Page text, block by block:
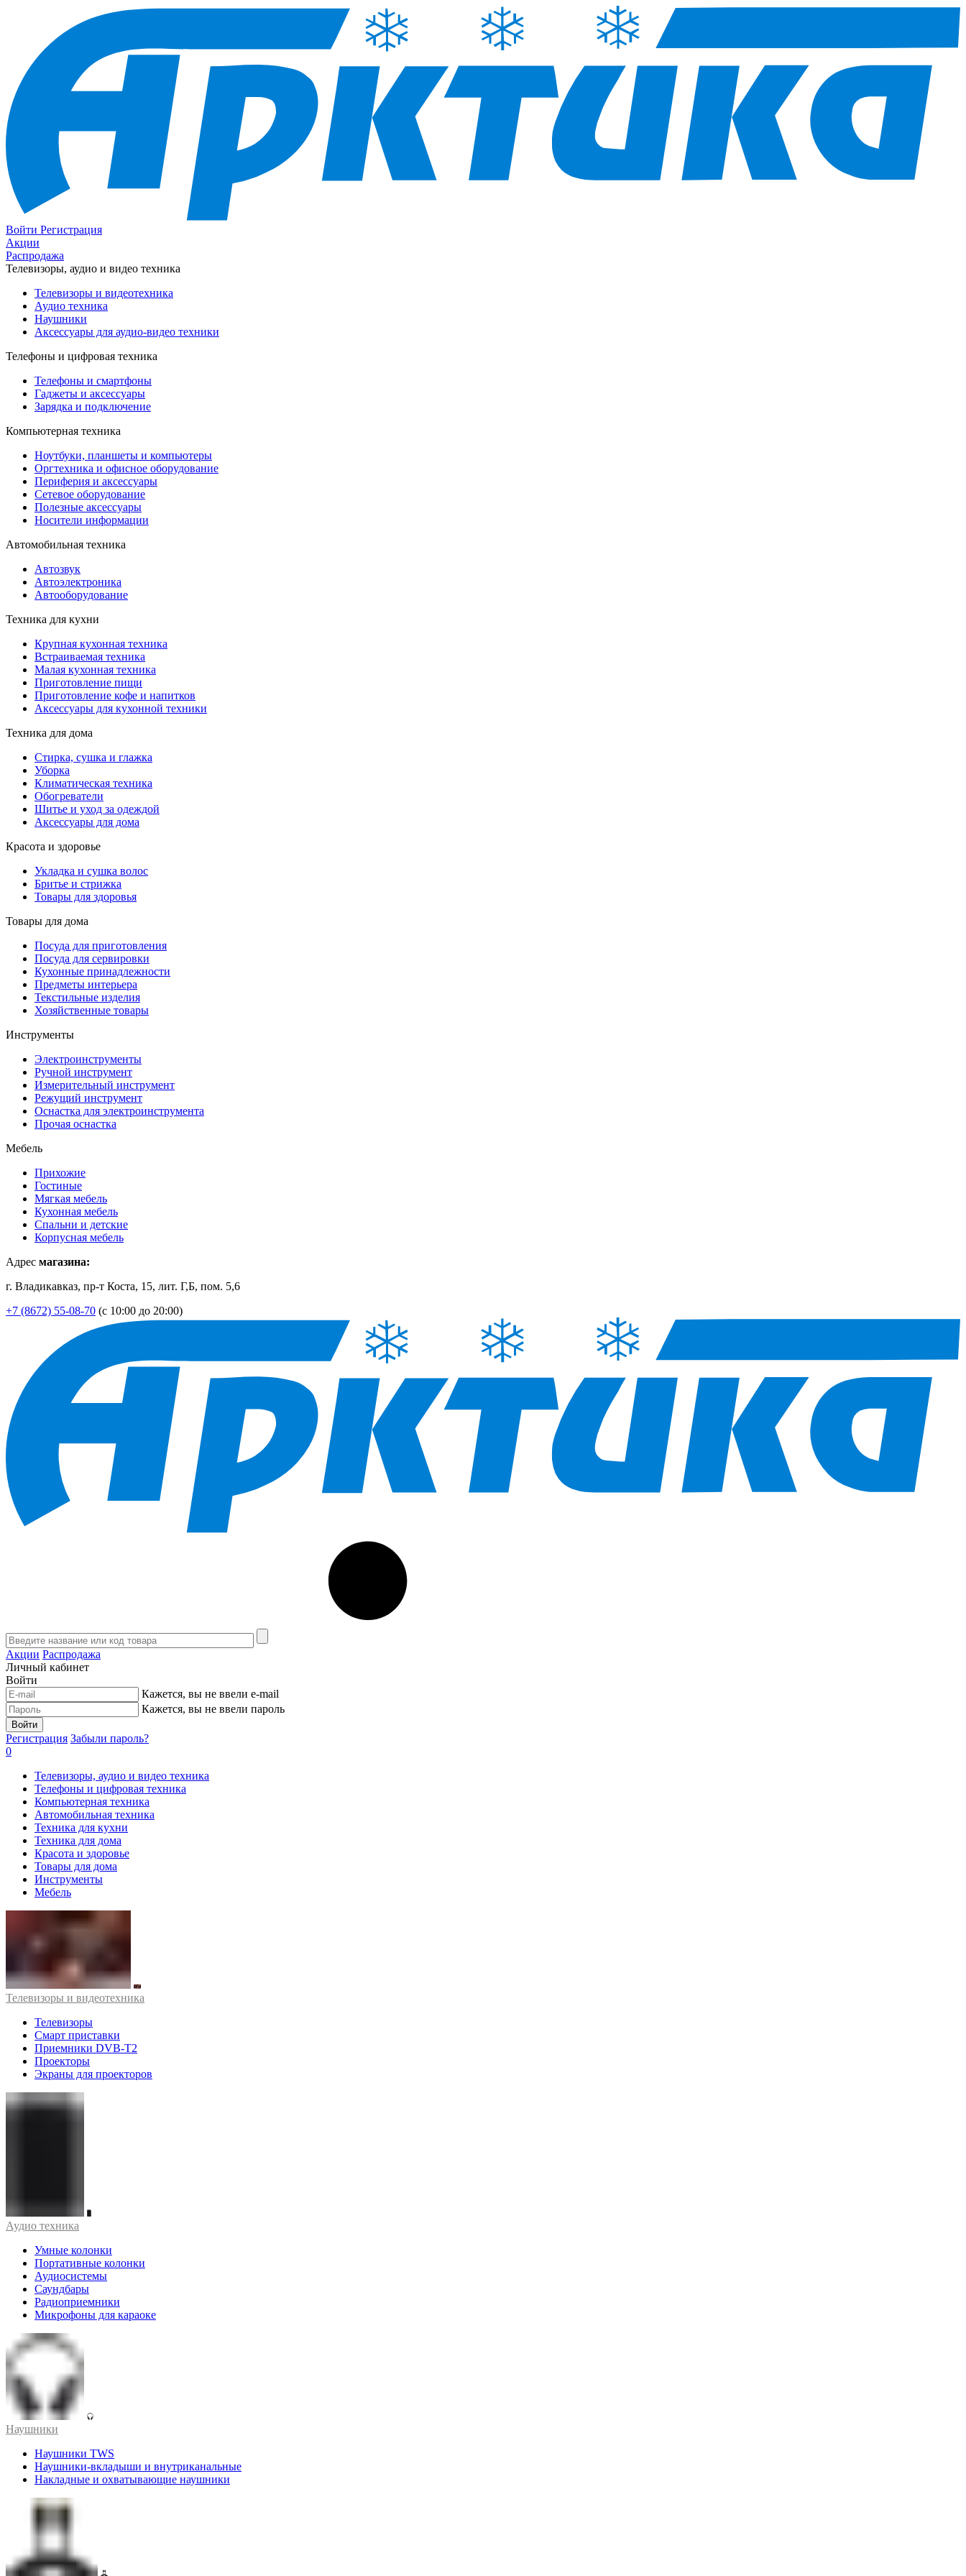
Войти Регистрация
Акции
Распродажа
Телевизоры, аудио и видео техника
Телевизоры и видеотехника
Аудио техника
Наушники
Аксессуары для аудио-видео техники
Телефоны и цифровая техника
Телефоны и смартфоны
Гаджеты и аксессуары
Зарядка и подключение
Компьютерная техника
Ноутбуки, планшеты и компьютеры
Оргтехника и офисное оборудование
Периферия и аксессуары
Cетевое оборудование
Полезные аксессуары
Носители информации
Автомобильная техника
Автозвук
Автоэлектроника
Автооборудование
Техника для кухни
Крупная кухонная техника
Встраиваемая техника
Малая кухонная техника
Приготовление пищи
Приготовление кофе и напитков
Аксессуары для кухонной техники
Техника для дома
Стирка, сушка и глажка
Уборка
Климатическая техника
Обогреватели
Шитье и уход за одеждой
Аксессуары для дома
Красота и здоровье
Укладка и сушка волос
Бритье и стрижка
Товары для здоровья
Товары для дома
Посуда для приготовления
Посуда для сервировки
Кухонные принадлежности
Предметы интерьера
Текстильные изделия
Хозяйственные товары
Инструменты
Электроинструменты
Ручной инструмент
Измерительный инструмент
Режущий инструмент
Оснастка для электроинструмента
Прочая оснастка
Мебель
Прихожие
Гостиные
Мягкая мебель
Кухонная мебель
Спальни и детские
Корпусная мебель
Адрес магазина:
г. Владикавказ, пр-т Коста, 15, лит. Г,Б, пом. 5,6
+7 (8672) 55-08-70 (с 10:00 до 20:00)
Акции Распродажа
Личный кабинет
Войти
Кажется, вы не ввели e-mail
Кажется, вы не ввели пароль
Войти
Регистрация Забыли пароль?
0
Телевизоры, аудио и видео техника
Телефоны и цифровая техника
Компьютерная техника
Автомобильная техника
Техника для кухни
Техника для дома
Красота и здоровье
Товары для дома
Инструменты
Мебель
Телевизоры и видеотехника
Телевизоры
Смарт приставки
Приемники DVB-T2
Проекторы
Экраны для проекторов
Аудио техника
Умные колонки
Портативные колонки
Аудиосистемы
Саундбары
Радиоприемники
Микрофоны для караоке
Наушники
Наушники TWS
Наушники-вкладыши и внутриканальные
Накладные и охватывающие наушники